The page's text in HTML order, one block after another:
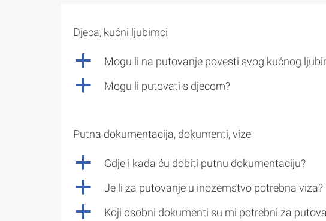
Djeca, kućni ljubimci
a Mogu li na putovanje povesti svog kućnog
a Mogu li putovati s djecom?
Putna dokumentacija, dokumenti, vize
a Gdje i kada ću dobiti putnu dokumentaciju?
a Je li za putovanje u inozemstvo potrebna viza?
a Koji osobni dokumenti su mi potrebni za